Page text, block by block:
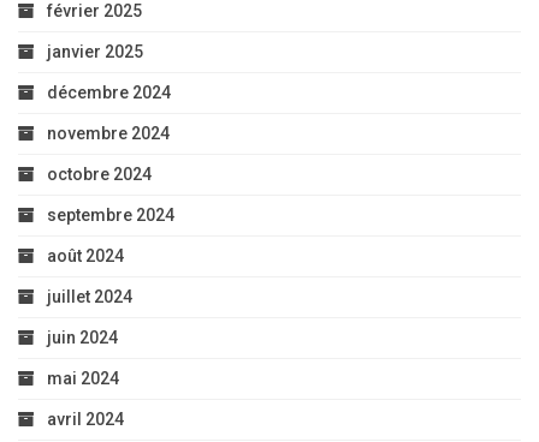
février 2025
janvier 2025
décembre 2024
novembre 2024
octobre 2024
septembre 2024
août 2024
juillet 2024
juin 2024
mai 2024
avril 2024